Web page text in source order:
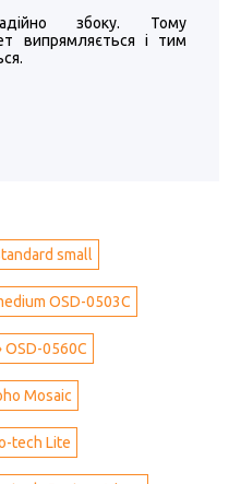
збоку. Тому
випрямляється і тим
small
OSD-0503C
OSD-0560C
Mosaic
tech Lite